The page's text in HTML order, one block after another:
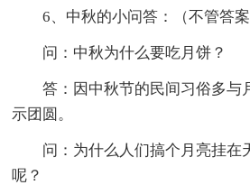
6、中秋的小问答：（不管答案
问：中秋为什么要吃月饼？
答：因中秋节的民间习俗多与
示团圆。
问：为什么人们搞个月亮挂在
呢？